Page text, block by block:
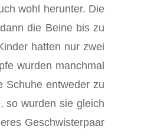
wohl herunter. Die
die Beine bis zu
hatten nur zwei
wurden manchmal
Schuhe entweder zu
so wurden sie gleich
Geschwisterpaar